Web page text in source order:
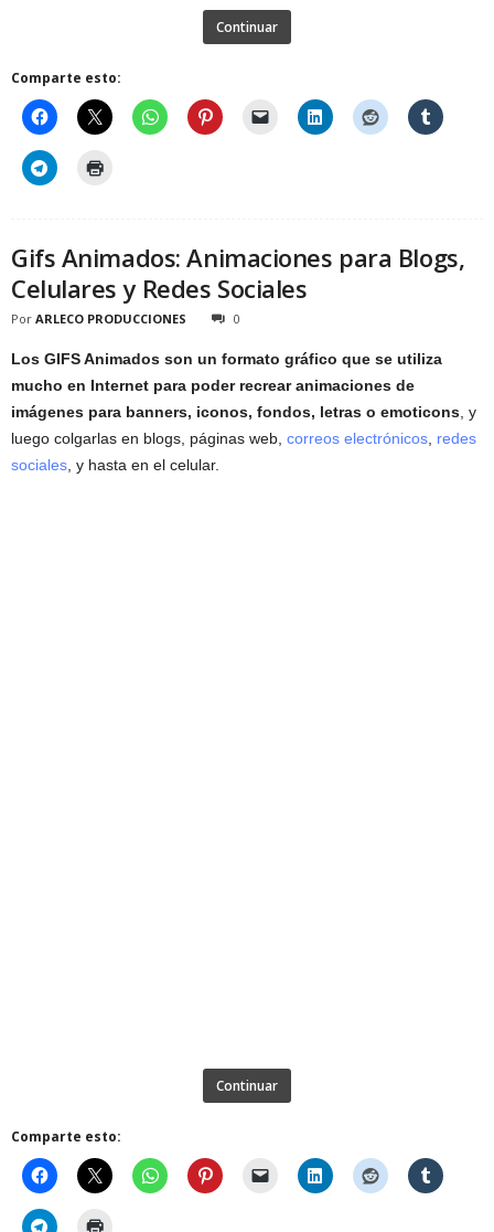
Continuar
Comparte esto:
Gifs Animados: Animaciones para Blogs,
Celulares y Redes Sociales
Por ARLECO PRODUCCIONES 0
Los GIFS Animados son un formato gráfico que se utiliza
mucho en Internet para poder recrear animaciones de
imágenes para banners, iconos, fondos, letras o emoticons , y
luego colgarlas en blogs, páginas web, correos electrónicos redes
sociales , y hasta en el celular.
Continuar
Comparte esto: